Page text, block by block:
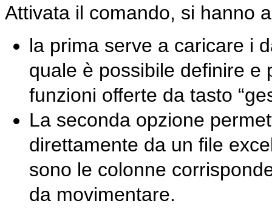
Attivata il comando, si hanno
la prima serve a caricare i
quale è possibile definire e
funzioni offerte da tasto
La seconda opzione
direttamente da un file
sono le colonne
da movimentare.